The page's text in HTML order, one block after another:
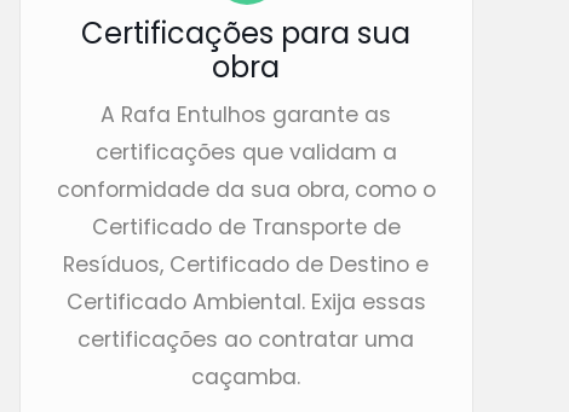
Certificações para sua
obra
A Rafa Entulhos garante as
certificações que validam a
conformidade da sua obra, como o
Certificado de Transporte de
Resíduos, Certificado de Destino e
Certificado Ambiental. Exija essas
certificações ao contratar uma
caçamba.